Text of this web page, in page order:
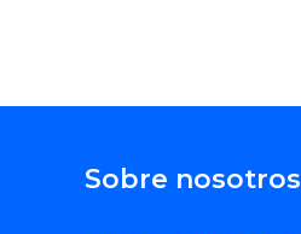
Sobre nosotros